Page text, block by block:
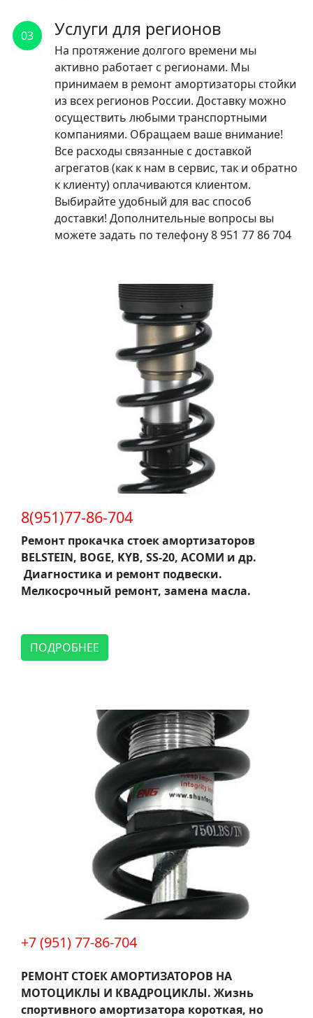
03 Услуги для регионов
На протяжение долгого времени мы
активно работает с регионами. Мы
принимаем в ремонт амортизаторы стойки
из всех регионов России. Доставку можно
осуществить любыми транспортными
компаниями. Обращаем ваше внимание!
Все расходы связанные с доставкой
агрегатов (как к нам в сервис, так и обратно
к клиенту) оплачиваются клиентом.
Выбирайте удобный для вас способ
доставки! Дополнительные вопросы вы
можете задать по телефону 8 951 77 86 704
8(951)77-86-704
Ремонт прокачка стоек амортизаторов
BELSTEIN, BOGE, KYB, SS-20, АСОМИ и др.
Диагностика и ремонт подвески.
Мелкосрочный ремонт, замена масла.
ПОДРОБНЕЕ
+7 (951) 77-86-704
РЕМОНТ СТОЕК АМОРТИЗАТОРОВ НА
МОТОЦИКЛЫ И КВАДРОЦИКЛЫ. Жизнь
спортивного амортизатора короткая, но